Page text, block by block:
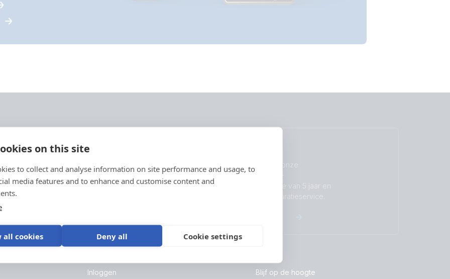
on this site
to collect and analyse information on site performance and usage, to
media features and to enhance and customise content and
all cookies Deny all Cookie settings
Ondersteuning
Bekijk onze supportpagina of neem contact op
met de oorspronkelijke verkoper voor
ondersteuning, reparaties of
Lees meer over onze
toonaangevende
standaardgarantie van 5 jaar en
wereldwijde reparatieservice.
Inloggen
Blijf op de hoogte